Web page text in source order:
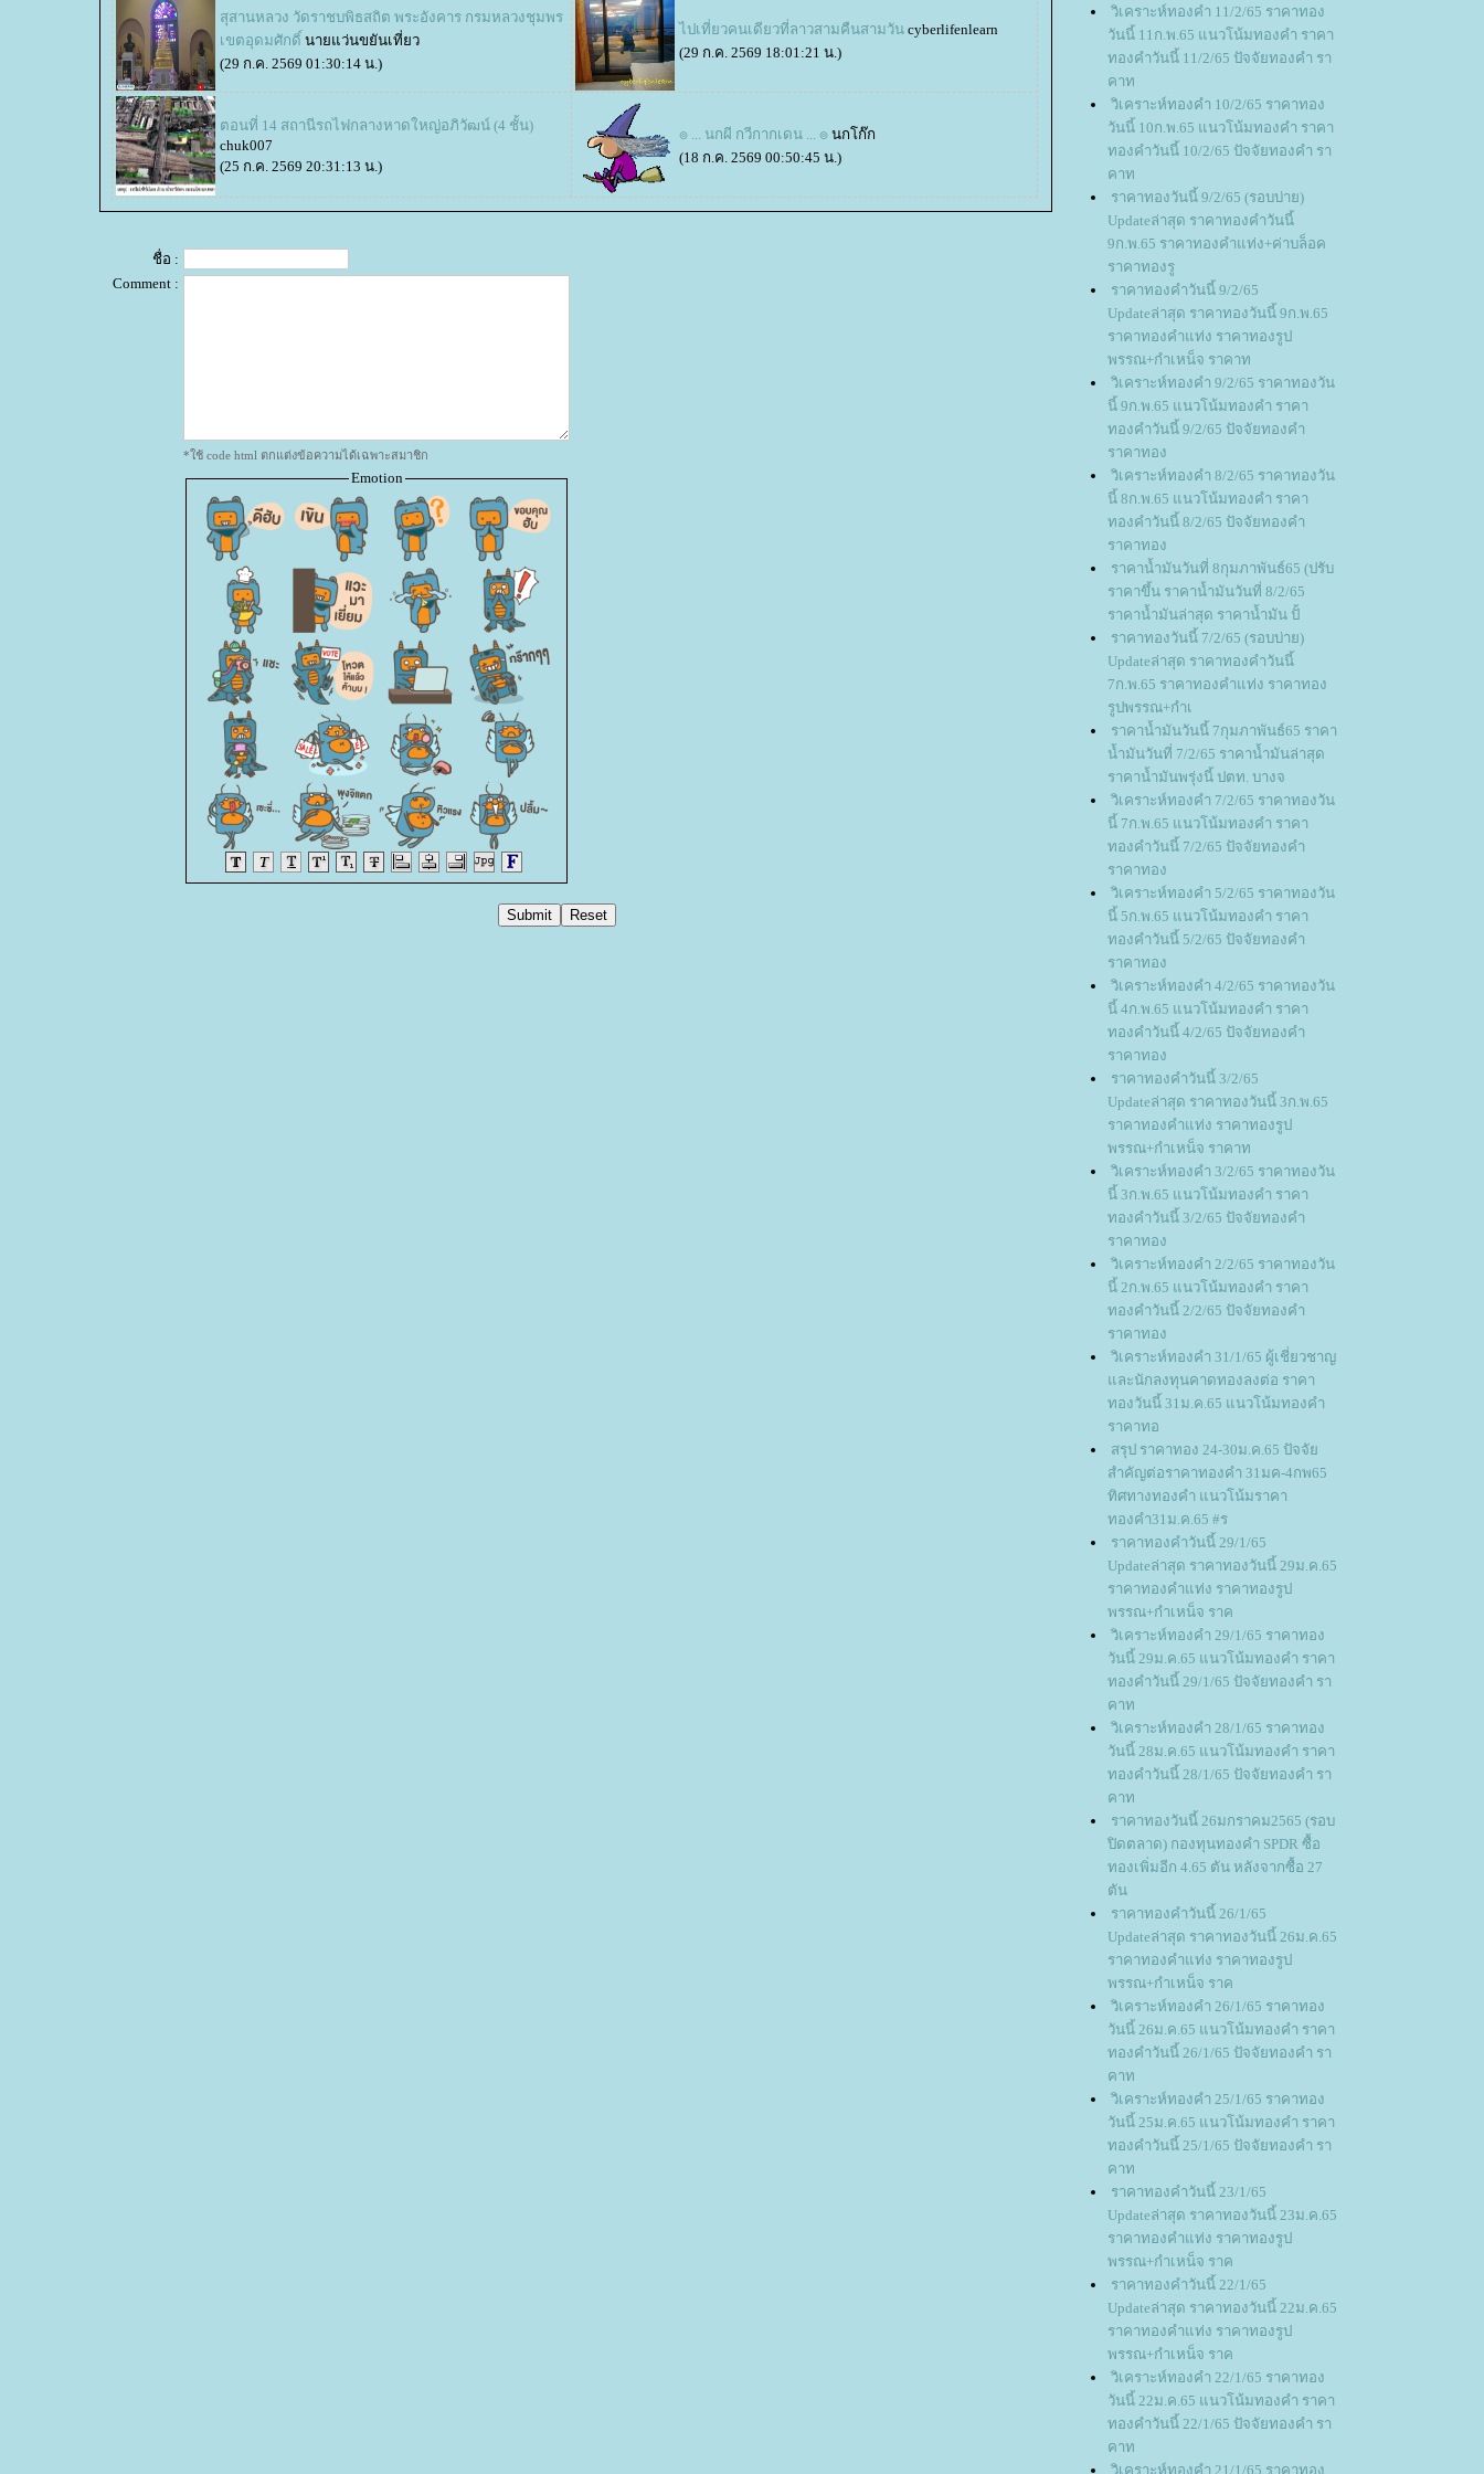
สุสานหลวง วัดราชบพิธสถิต พระอังคาร กรมหลวงชุมพร
เขตอุดมศักดิ์ นายแว่นขยันเที่ยว
(29 ก.ค. 2569 01:30:14 น.)
ไปเที่ยวคนเดียวที่ลาวสามคืนสามวัน cyberlifenlearn
(29 ก.ค. 2569 18:01:21 น.)
ตอนที่ 14 สถานีรถไฟกลางหาดใหญ่อภิวัฒน์ (4 ชั้น)
chuk007
(25 ก.ค. 2569 20:31:13 น.)
๏ ... นกผี กวีกากเดน ... ๏ นกโก๊ก
(18 ก.ค. 2569 00:50:45 น.)
ชื่อ :
Comment :
*ใช้ code html ตกแต่งข้อความได้เฉพาะสมาชิก
Emotion
วิเคราะห์ทองคำ 11/2/65 ราคาทอง
วันนี้ 11ก.พ.65 แนวโน้มทองคำ ราคา
ทองคำวันนี้ 11/2/65 ปัจจัยทองคำ รา
คาท
วิเคราะห์ทองคำ 10/2/65 ราคาทอง
วันนี้ 10ก.พ.65 แนวโน้มทองคำ ราคา
ทองคำวันนี้ 10/2/65 ปัจจัยทองคำ รา
คาท
ราคาทองวันนี้ 9/2/65 (รอบบ่าย)
Updateล่าสุด ราคาทองคำวันนี้
9ก.พ.65 ราคาทองคำแท่ง+ค่าบล็อค
ราคาทองรู
ราคาทองคำวันนี้ 9/2/65
Updateล่าสุด ราคาทองวันนี้ 9ก.พ.65
ราคาทองคำแท่ง ราคาทองรูป
พรรณ+กำเหน็จ ราคาท
วิเคราะห์ทองคำ 9/2/65 ราคาทองวัน
นี้ 9ก.พ.65 แนวโน้มทองคำ ราคา
ทองคำวันนี้ 9/2/65 ปัจจัยทองคำ
ราคาทอง
วิเคราะห์ทองคำ 8/2/65 ราคาทองวัน
นี้ 8ก.พ.65 แนวโน้มทองคำ ราคา
ทองคำวันนี้ 8/2/65 ปัจจัยทองคำ
ราคาทอง
ราคาน้ำมันวันที่ 8กุมภาพันธ์65 (ปรับ
ราคาขึ้น ราคาน้ำมันวันที่ 8/2/65
ราคาน้ำมันล่าสุด ราคาน้ำมัน ปั้
ราคาทองวันนี้ 7/2/65 (รอบบ่าย)
Updateล่าสุด ราคาทองคำวันนี้
7ก.พ.65 ราคาทองคำแท่ง ราคาทอง
รูปพรรณ+กำเ
ราคาน้ำมันวันนี้ 7กุมภาพันธ์65 ราคา
น้ำมันวันที่ 7/2/65 ราคาน้ำมันล่าสุด
ราคาน้ำมันพรุ่งนี้ ปตท. บางจ
วิเคราะห์ทองคำ 7/2/65 ราคาทองวัน
นี้ 7ก.พ.65 แนวโน้มทองคำ ราคา
ทองคำวันนี้ 7/2/65 ปัจจัยทองคำ
ราคาทอง
วิเคราะห์ทองคำ 5/2/65 ราคาทองวัน
นี้ 5ก.พ.65 แนวโน้มทองคำ ราคา
ทองคำวันนี้ 5/2/65 ปัจจัยทองคำ
ราคาทอง
วิเคราะห์ทองคำ 4/2/65 ราคาทองวัน
นี้ 4ก.พ.65 แนวโน้มทองคำ ราคา
ทองคำวันนี้ 4/2/65 ปัจจัยทองคำ
ราคาทอง
ราคาทองคำวันนี้ 3/2/65
Updateล่าสุด ราคาทองวันนี้ 3ก.พ.65
ราคาทองคำแท่ง ราคาทองรูป
พรรณ+กำเหน็จ ราคาท
วิเคราะห์ทองคำ 3/2/65 ราคาทองวัน
นี้ 3ก.พ.65 แนวโน้มทองคำ ราคา
ทองคำวันนี้ 3/2/65 ปัจจัยทองคำ
ราคาทอง
วิเคราะห์ทองคำ 2/2/65 ราคาทองวัน
นี้ 2ก.พ.65 แนวโน้มทองคำ ราคา
ทองคำวันนี้ 2/2/65 ปัจจัยทองคำ
ราคาทอง
วิเคราะห์ทองคำ 31/1/65 ผู้เชี่ยวชาญ
ละนักลงทุนคาดทองลงต่อ ราคา
ทองวันนี้ 31ม.ค.65 แนวโน้มทองคำ
ราคาทอ
สรุป ราคาทอง 24-30ม.ค.65 ปัจจั
สำคัญต่อราคาทองคำ 31มค-4กพ65
ทิศทางทองคำ แนวโน้มราคา
ทองคำ31ม.ค.65 #ร
ราคาทองคำวันนี้ 29/1/65
Updateล่าสุด ราคาทองวันนี้ 29ม.ค.65
ราคาทองคำแท่ง ราคาทองรูป
พรรณ+กำเหน็จ ราค
วิเคราะห์ทองคำ 29/1/65 ราคาทอง
วันนี้ 29ม.ค.65 แนวโน้มทองคำ ราคา
ทองคำวันนี้ 29/1/65 ปัจจัยทองคำ รา
คาท
วิเคราะห์ทองคำ 28/1/65 ราคาทอง
วันนี้ 28ม.ค.65 แนวโน้มทองคำ ราคา
ทองคำวันนี้ 28/1/65 ปัจจัยทองคำ รา
คาท
ราคาทองวันนี้ 26มกราคม2565 (รอบ
ปิดตลาด) กองทุนทองคำ SPDR ซื้อ
ทองเพิ่มอีก 4.65 ตัน หลังจากซื้อ 27
ตัน
ราคาทองคำวันนี้ 26/1/65
Updateล่าสุด ราคาทองวันนี้ 26ม.ค.65
ราคาทองคำแท่ง ราคาทองรูป
พรรณ+กำเหน็จ ราค
วิเคราะห์ทองคำ 26/1/65 ราคาทอง
วันนี้ 26ม.ค.65 แนวโน้มทองคำ ราคา
ทองคำวันนี้ 26/1/65 ปัจจัยทองคำ รา
คาท
วิเคราะห์ทองคำ 25/1/65 ราคาทอง
วันนี้ 25ม.ค.65 แนวโน้มทองคำ ราคา
ทองคำวันนี้ 25/1/65 ปัจจัยทองคำ รา
คาท
ราคาทองคำวันนี้ 23/1/65
Updateล่าสุด ราคาทองวันนี้ 23ม.ค.65
ราคาทองคำแท่ง ราคาทองรูป
พรรณ+กำเหน็จ ราค
ราคาทองคำวันนี้ 22/1/65
Updateล่าสุด ราคาทองวันนี้ 22ม.ค.65
ราคาทองคำแท่ง ราคาทองรูป
พรรณ+กำเหน็จ ราค
วิเคราะห์ทองคำ 22/1/65 ราคาทอง
วันนี้ 22ม.ค.65 แนวโน้มทองคำ ราคา
ทองคำวันนี้ 22/1/65 ปัจจัยทองคำ รา
คาท
วิเคราะห์ทองคำ 21/1/65 ราคาทอง